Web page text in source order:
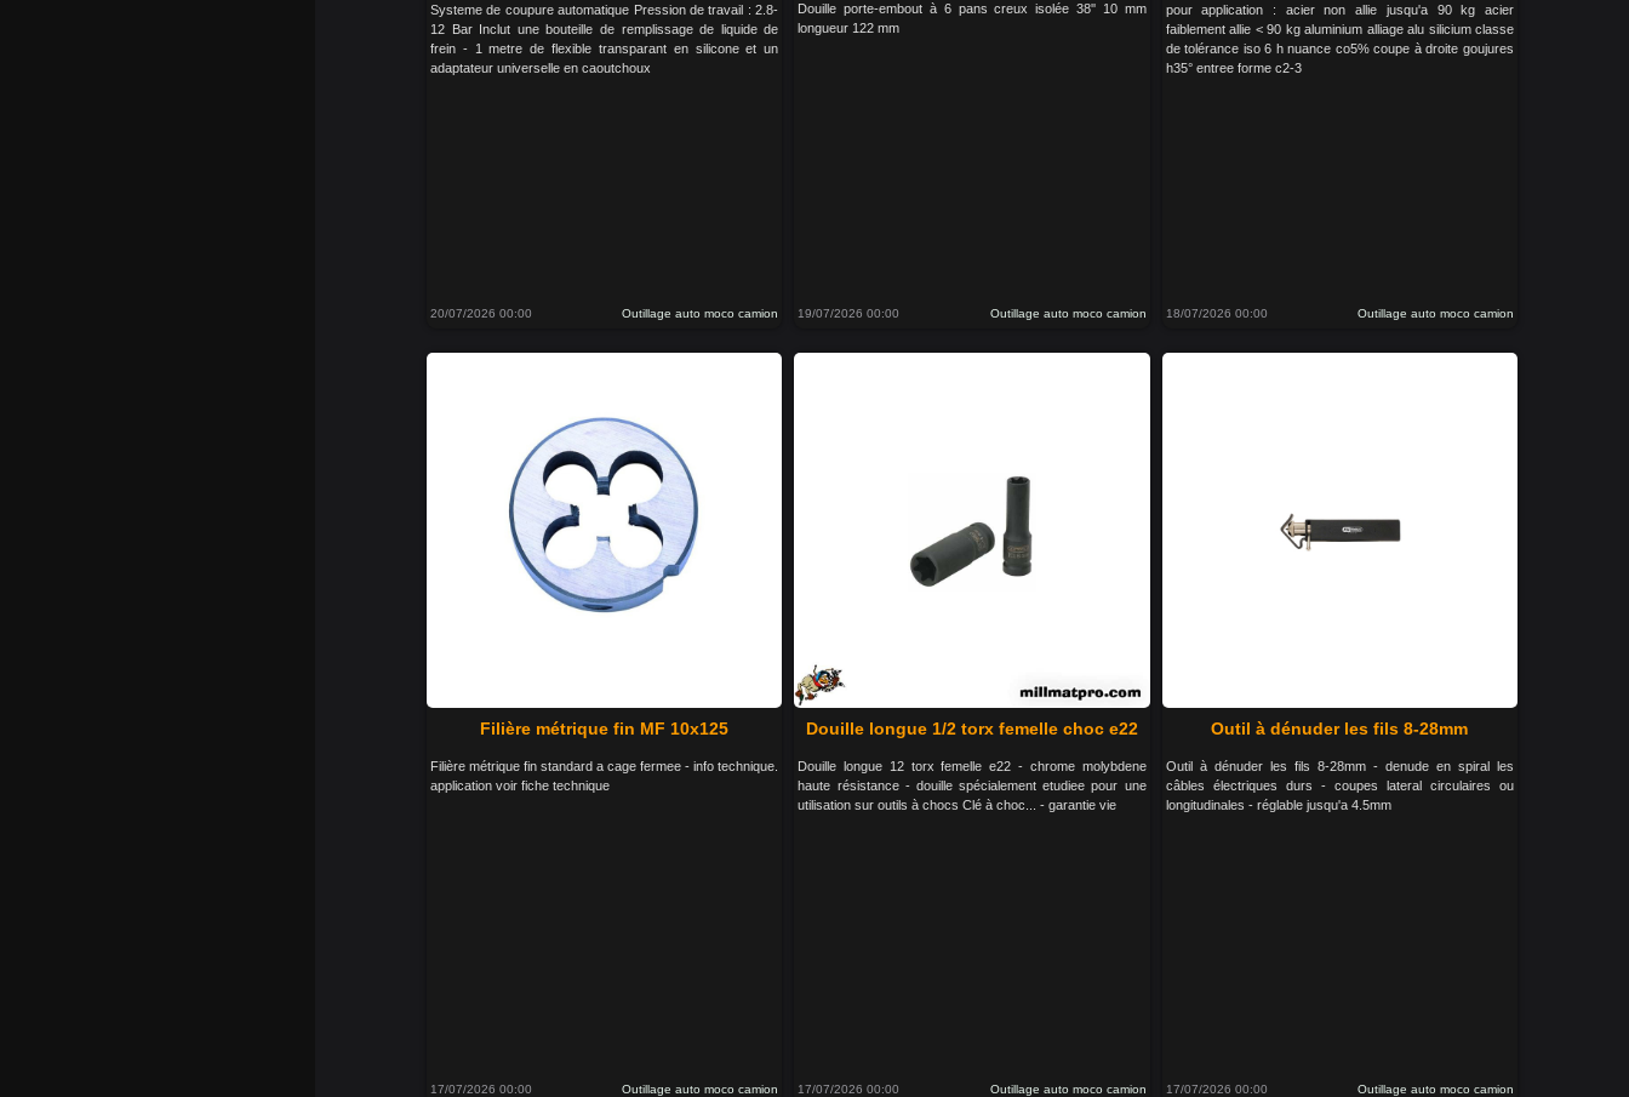
Systeme de coupure automatique Pression de travail : 2.8-
12 Bar Inclut une bouteille de remplissage de liquide de
frein - 1 metre de flexible transparant en silicone et un
adaptateur universelle en caoutchoux
20/07/2026 00:00 Outillage auto moco camion
Douille porte-embout à 6 pans creux isolée 38'' 10 mm
longueur 122 mm
19/07/2026 00:00 Outillage auto moco camion
pour application : acier non allie jusqu'a 90 kg acier
faiblement allie < 90 kg aluminium alliage alu silicium classe
de tolérance iso 6 h nuance co5% coupe à droite goujures
h35° entree forme c2-3
18/07/2026 00:00 Outillage auto moco camion
Filière métrique fin MF 10x125
Filière métrique fin standard a cage fermee - info technique.
application voir fiche technique
17/07/2026 00:00 Outillage auto moco camion
Douille longue 1/2 torx femelle choc e22
Douille longue 12 torx femelle e22 - chrome molybdene
haute résistance - douille spécialement etudiee pour une
utilisation sur outils à chocs Clé à choc... - garantie vie
17/07/2026 00:00 Outillage auto moco camion
Outil à dénuder les fils 8-28mm
Outil à dénuder les fils 8-28mm - denude en spiral les
câbles électriques durs - coupes lateral circulaires ou
longitudinales - réglable jusqu'a 4.5mm
17/07/2026 00:00 Outillage auto moco camion